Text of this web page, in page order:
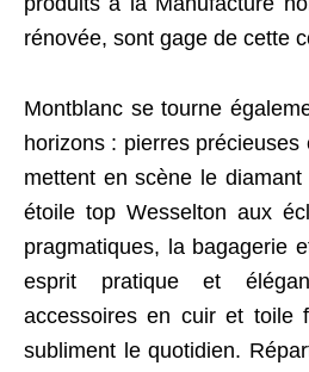
rénovée, sont gage de cette
Montblanc se tourne
horizons : pierres
mettent en scène le
étoile top Wesselton aux
pragmatiques, la bagagerie
esprit pratique et
accessoires en cuir et toile
subliment le quotidien.